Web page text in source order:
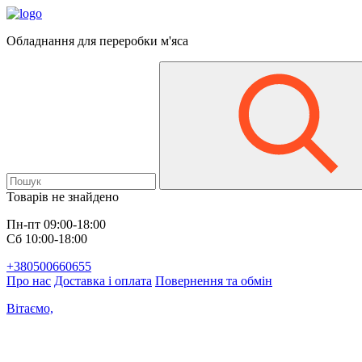
Обладнання для переробки м'яса
Товарів не знайдено
Пн-пт 09:00-18:00
Сб 10:00-18:00
+380500660655
Про нас Доставка і оплата Повернення та обмін
Вітаємо,